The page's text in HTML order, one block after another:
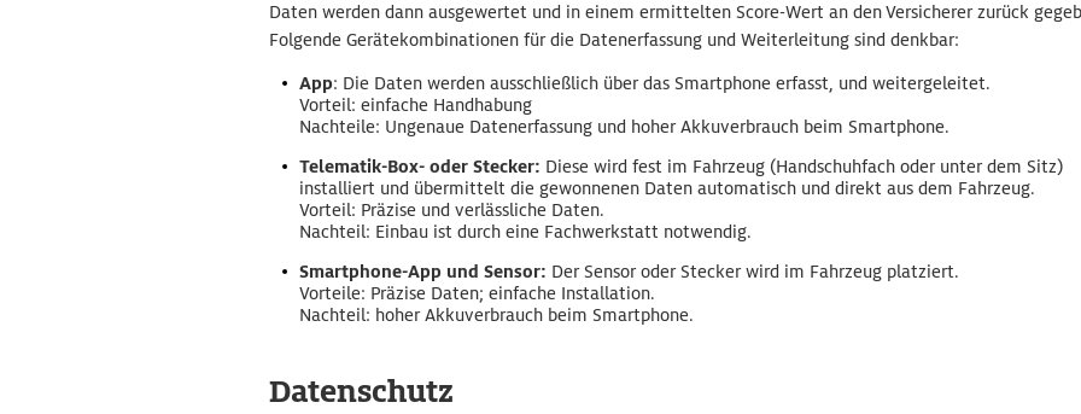
Daten werden dann ausgewertet und in einem ermittelten Score-Wert an den Versicherer zurück
Folgende Gerätekombinationen für die Datenerfassung und Weiterleitung sind denkbar:
App: Die Daten werden ausschließlich über das Smartphone erfasst, und weitergeleitet.
Vorteil: einfache Handhabung
Nachteile: Ungenaue Datenerfassung und hoher Akkuverbrauch beim Smartphone.
Telematik-Box- oder Stecker: Diese wird fest im Fahrzeug (Handschuhfach oder unter dem Sitz)
installiert und übermittelt die gewonnenen Daten automatisch und direkt aus dem Fahrzeug.
Vorteil: Präzise und verlässliche Daten.
Nachteil: Einbau ist durch eine Fachwerkstatt notwendig.
Smartphone-App und Sensor: Der Sensor oder Stecker wird im Fahrzeug platziert.
Vorteile: Präzise Daten; einfache Installation.
Nachteil: hoher Akkuverbrauch beim Smartphone.
Datenschutz